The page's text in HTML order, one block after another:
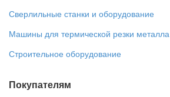
Сверлильные станки и оборудование
Машины для термической резки металла
Строительное оборудование
Покупателям